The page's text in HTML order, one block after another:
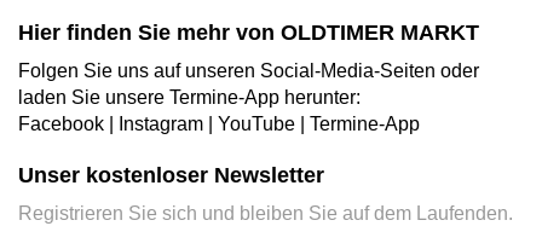
Hier finden Sie mehr von OLDTIMER MARKT
Folgen Sie uns auf unseren Social-Media-Seiten oder
laden Sie unsere Termine-App herunter:
Facebook
Instagram YouTube Termine-App
Unser kostenloser Newsletter
Registrieren Sie sich und bleiben Sie auf dem Laufenden.